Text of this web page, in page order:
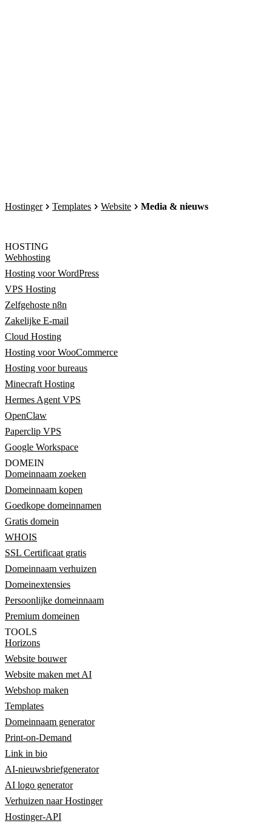
Hostinger Templates Website Media & nieuws
HOSTING
Webhosting
Hosting voor WordPress
VPS Hosting
Zelfgehoste n8n
Zakelijke E-mail
Cloud Hosting
Hosting voor WooCommerce
Hosting voor bureaus
Minecraft Hosting
Hermes Agent VPS
OpenClaw
Paperclip VPS
Google Workspace
DOMEIN
Domeinnaam zoeken
Domeinnaam kopen
Goedkope domeinnamen
Gratis domein
WHOIS
SSL Certificaat gratis
Domeinnaam verhuizen
Domeinextensies
Persoonlijke domeinnaam
Premium domeinen
TOOLS
Horizons
Website bouwer
Website maken met AI
Webshop maken
Templates
Domeinnaam generator
Print-on-Demand
Link in bio
AI-nieuwsbriefgenerator
AI logo generator
Verhuizen naar Hostinger
Hostinger-API